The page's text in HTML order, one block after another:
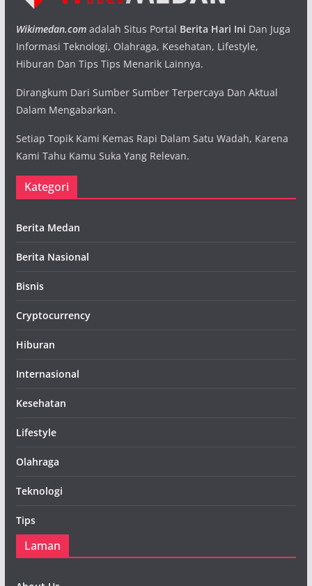
Wikimedan.comadalah Situs Portal Berita Hari Ini Dan Juga
Informasi Teknologi, Olahraga, Kesehatan, Lifestyle,
Hiburan Dan Tips Tips Menarik Lainnya.
Dirangkum Dari Sumber Sumber Terpercaya Dan Aktual
Dalam Mengabarkan.
Setiap Topik Kami Kemas Rapi Dalam Satu Wadah, Karena
Kami Tahu Kamu Suka Yang Relevan.
Kategori
Berita Medan
Berita Nasional
Bisnis
Cryptocurrency
Hiburan
Internasional
Kesehatan
Lifestyle
Olahraga
Teknologi
Tips
Laman